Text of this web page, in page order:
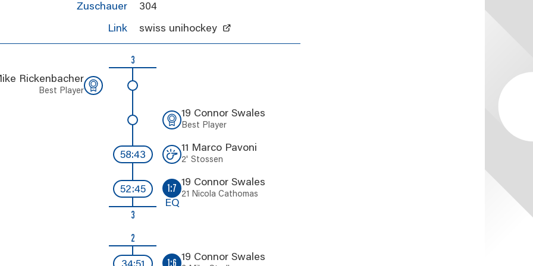
Zuschauer 304
Link swiss unihockey
3
Rickenbacher
Best Player
19 Connor Swales
Best Player
58:43
11 Marco Pavoni
2' Stossen
52:45
19 Connor Swales
21 Nicola Cathomas
1:7
EQ
3
2
19 Connor Swales